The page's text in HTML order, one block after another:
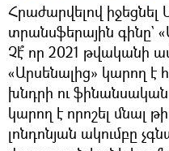
Հրաժարվելով
տրանսֆերային գինը`
Չէ՞ որ 2021 թվականի
«Արսենալից» կարող է
խնդրի ու
կարող է որոշել մնալ
լոնդոնյան ակումբը